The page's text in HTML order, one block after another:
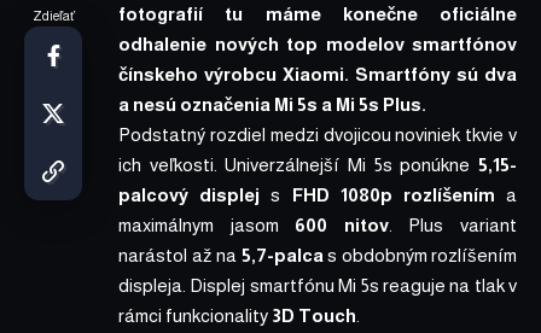
Zdieľať
fotografií tu máme konečne oficiálne
odhalenie nových top modelov smartfónov
čínskeho výrobcu Xiaomi. Smartfóny sú dva
a nesú označenia Mi 5s a Mi 5s Plus.
Podstatný rozdiel medzi dvojicou noviniek tkvie v
ich veľkosti. Univerzálnejší Mi 5s ponúkne 5,15-
palcový displej s FHD 1080p rozlíšením a
maximálnym jasom 600 nitov. Plus variant
narástol až na 5,7-palca s obdobným rozlíšením
displeja. Displej smartfónu Mi 5s reaguje na tlak v
rámci funkcionality 3D Touch